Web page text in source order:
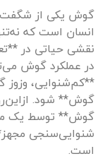
گوش یکی از
انسان است که
نقشی حیاتی در
در عملکرد گوش
**کم‌شنوایی،
گوش** شود.
گوش** توسط یک
شنوایی‌سنجی
است.